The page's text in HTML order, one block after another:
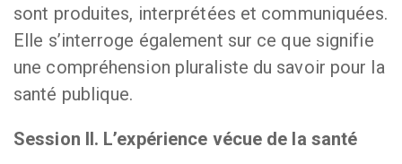
sont produites, interprétées et communiquées.
Elle s’interroge également sur ce que signifie
une compréhension pluraliste du savoir pour la
santé publique.
Session II. L’expérience vécue de la santé